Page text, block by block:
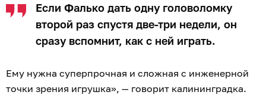
Если Фалько дать одну головоломку
второй раз спустя две-три недели, он
сразу вспомнит, как с ней играть.
Ему нужна суперпрочная и сложная с инженерной
точки зрения игрушка», — говорит калининградка.